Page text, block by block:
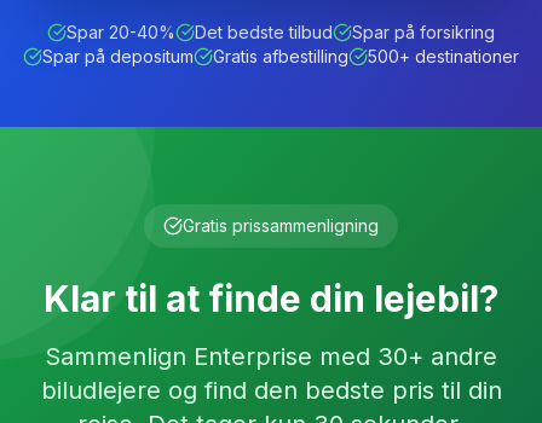
Spar 20-40% Det bedste tilbud
Spar på forsikring
Spar på depositum
Gratis afbestilling 500+ destinationer
Gratis prissammenligning
Klar til at finde din lejebil?
Sammenlign Enterprise med 30+ andre
biludlejere og find den bedste pris til din